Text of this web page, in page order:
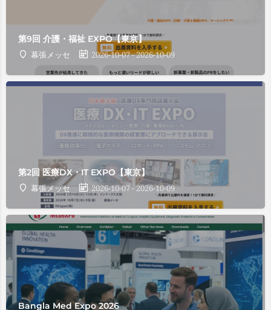
第9回 介護・福祉 EXPO【東京】
幕張メッセ
2026-10-07 - 2026-10-09
第2回 医療DX・IT EXPO【東京】
幕張メッセ
2026-10-07 - 2026-10-09
Bangla Med Expo 2026